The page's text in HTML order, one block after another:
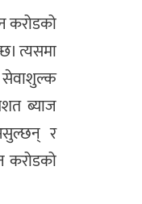
करोडको
त्यसमा
ब्याज
र
करोडको